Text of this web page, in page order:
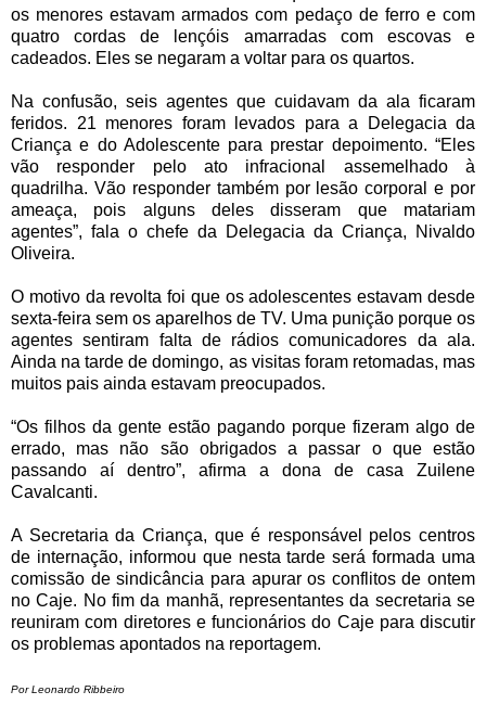
os menores estavam armados com pedaço de ferro e com
quatro cordas de lençóis amarradas com escovas e
cadeados. Eles se negaram a voltar para os quartos.
Na confusão, seis agentes que cuidavam da ala ficaram
feridos. 21 menores foram levados para a Delegacia da
Criança e do Adolescente para prestar depoimento. “Eles
vão responder pelo ato infracional assemelhado à
quadrilha. Vão responder também por lesão corporal e por
ameaça, pois alguns deles disseram que matariam
agentes”, fala o chefe da Delegacia da Criança, Nivaldo
Oliveira.
O motivo da revolta foi que os adolescentes estavam desde
sexta-feira sem os aparelhos de TV. Uma punição porque os
agentes sentiram falta de rádios comunicadores da ala.
Ainda na tarde de domingo, as visitas foram retomadas, mas
muitos pais ainda estavam preocupados.
“Os filhos da gente estão pagando porque fizeram algo de
errado, mas não são obrigados a passar o que estão
passando aí dentro”, afirma a dona de casa Zuilene
Cavalcanti.
A Secretaria da Criança, que é responsável pelos centros
de internação, informou que nesta tarde será formada uma
comissão de sindicância para apurar os conflitos de ontem
no Caje. No fim da manhã, representantes da secretaria se
reuniram com diretores e funcionários do Caje para discutir
os problemas apontados na reportagem.
Por Leonardo Ribbeiro